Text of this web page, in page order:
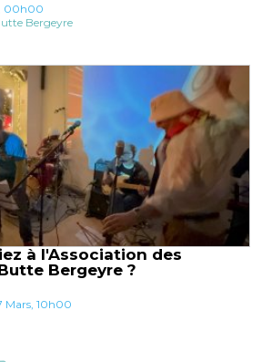
00h00
Bergeyre
à l'Association des
Bergeyre ?
Mars, 10h00